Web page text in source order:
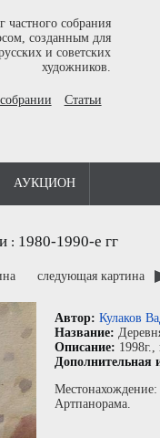
частного собрания
созданным для
и советских
художников.
Статьи
АУКЦИОН
: 1980-1990-е гг
следующая картина
Автор: Кулаков
Название:
Описание: 1998г.,
Дополнительная
Местонахождение:
Артпанорама.